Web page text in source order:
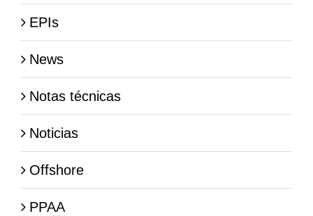
EPIs
News
Notas técnicas
Noticias
Offshore
PPAA